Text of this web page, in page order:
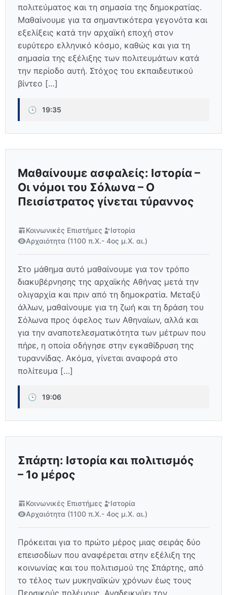
πολιτεύματος και τη σημασία της δημοκρατίας.
Μαθαίνουμε για τα σημαντικότερα γεγονότα και
εξελίξεις κατά την αρχαϊκή εποχή στον
ευρύτερο ελληνικό κόσμο, καθώς και για τη
σημασία της εξέλιξης των πολιτευμάτων κατά
την περίοδο αυτή. Στόχος του εκπαιδευτικού
βίντεο […]
🕒 19:35
Μαθαίνουμε ασφαλείς: Ιστορία –
Οι νόμοι του Σόλωνα – Ο
Πεισίστρατος γίνεται τύραννος
Κοινωνικές Επιστήμες
Ιστορία
Αρχαιότητα (1100 π.Χ.- 4ος μ.Χ. αι.)
Στο μάθημα αυτό μαθαίνουμε για τον τρόπο
διακυβέρνησης της αρχαϊκής Αθήνας μετά την
ολιγαρχία και πριν από τη δημοκρατία. Μεταξύ
άλλων, μαθαίνουμε για τη ζωή και τη δράση του
Σόλωνα προς όφελος των Αθηναίων, αλλά και
για την αναποτελεσματικότητα των μέτρων που
πήρε, η οποία οδήγησε στην εγκαθίδρυση της
τυραννίδας. Ακόμα, γίνεται αναφορά στο
πολίτευμα […]
🕒 19:06
Σπάρτη: Ιστορία και πολιτισμός
– 1ο μέρος
Κοινωνικές Επιστήμες
Ιστορία
Αρχαιότητα (1100 π.Χ.- 4ος μ.Χ. αι.)
Πρόκειται για το πρώτο μέρος μιας σειράς δύο
επεισοδίων που αναφέρεται στην εξέλιξη της
κοινωνίας και του πολιτισμού της Σπάρτης, από
το τέλος των μυκηναϊκών χρόνων έως τους
Περσικούς πολέμους. Αναδεικνύει τον